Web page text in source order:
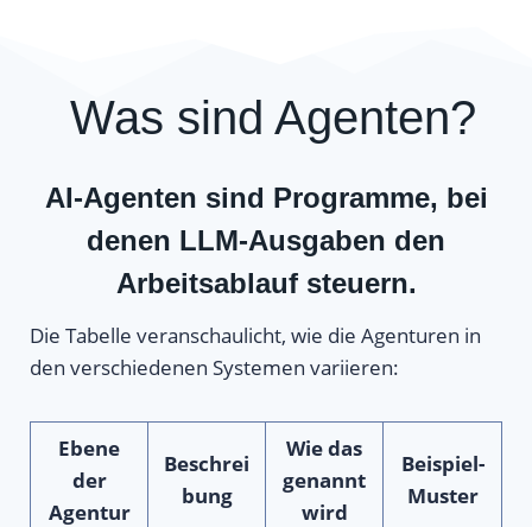
Was sind Agenten?
AI-Agenten sind Programme, bei
denen LLM-Ausgaben den
Arbeitsablauf steuern.
Die Tabelle veranschaulicht, wie die Agenturen in
den verschiedenen Systemen variieren:
Ebene
der
Agentur
Beschrei
bung
Wie das
genannt
wird
Beispiel-
Muster